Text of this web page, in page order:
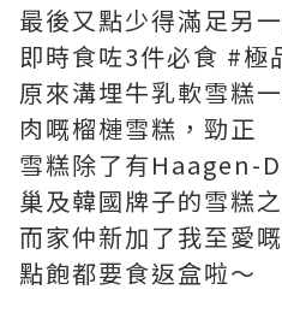
最後又點少得滿足另
即時食咗3件必食 #極
原來溝埋牛乳軟雪糕
肉嘅榴槤雪糕，勁正
雪糕除了有Haagen-
巢及韓國牌子的雪糕
而家仲新加了我至愛
點飽都要食返盒啦～